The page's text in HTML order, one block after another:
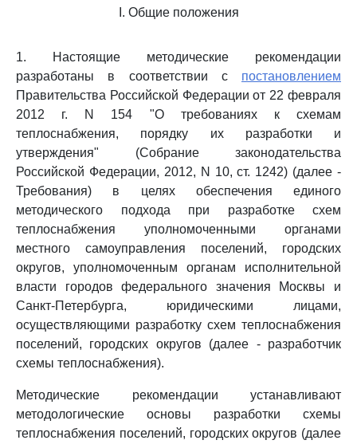
I. Общие положения
1. Настоящие методические рекомендации
разработаны в соответствии с постановлением
Правительства Российской Федерации от 22 февраля
2012 г. N 154 "О требованиях к схемам
теплоснабжения, порядку их разработки и
утверждения" (Собрание законодательства
Российской Федерации, 2012, N 10, ст. 1242) (далее -
Требования) в целях обеспечения единого
методического подхода при разработке схем
теплоснабжения уполномоченными органами
местного самоуправления поселений, городских
округов, уполномоченным органам исполнительной
власти городов федерального значения Москвы и
Санкт-Петербурга, юридическими лицами,
осуществляющими разработку схем теплоснабжения
поселений, городских округов (далее - разработчик
схемы теплоснабжения).
Методические рекомендации устанавливают
методологические основы разработки схемы
теплоснабжения поселений, городских округов (далее